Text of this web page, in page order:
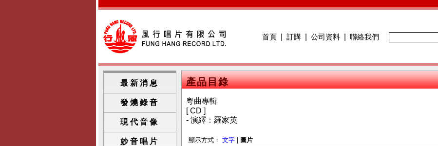
首頁 訂購 公司資料 聯絡我們
最新消息
發燒錄音
現代音像
妙音唱片
產品目錄
粵曲專輯
[ CD ]
- 演繹：羅家英
顯示方式： 文字 圖片